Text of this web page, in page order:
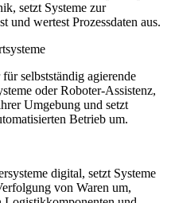
setzt Systeme zur
und wertest Prozessdaten aus.
selbstständig agierende
oder Roboter-Assistenz,
Umgebung und setzt
Betrieb um.
digital, setzt Systeme
von Waren um,